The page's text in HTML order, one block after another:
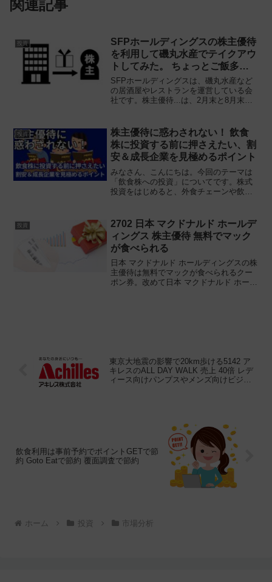
関連記事
投資
SFPホールディングスの株主優待
を利用して磯丸水産でテイクアウ
トしてみた。 ちょっとご飯多い
です・・。
SFPホールディングスは、磯丸水産など
の居酒屋やレストランを運営している会
社です。株主優待...は、2月末と8月末の
てみました。海鮮こぼれ丼を頼みたかっ
たのですが、穴...
投資
株主優待に惑わされない！ 飲食
株に投資する前に押さえたい、割
安＆成長企業を見極めるポイント
みなさん、こんにちは。今回のテーマは
「飲食株への投資」についてです。株式
投資をはじめると、外食チェーンや飲食
店舗や、身近なお店に対して応援の意味
も込めて投資するというの...
投資
2702 日本 マクドナルド ホールデ
ィングス 株主優待 無料でマック
が食べられる
日本 マクドナルド ホールディングスの株
主優待は無料でマックが食べられるクー
ポン券。改めて日本 マクドナルド ホール
東京大地震の影響で20km歩ける5142 ア
キレスのALL DAY WALK 売上 40倍 レデ
ィース向けパンプスやメンズ向けビジネ
飲食利用は事前予約でポイントGETで節
約 Goto Eatで節約 覆面調査で節約
ホーム 投資 市場分析